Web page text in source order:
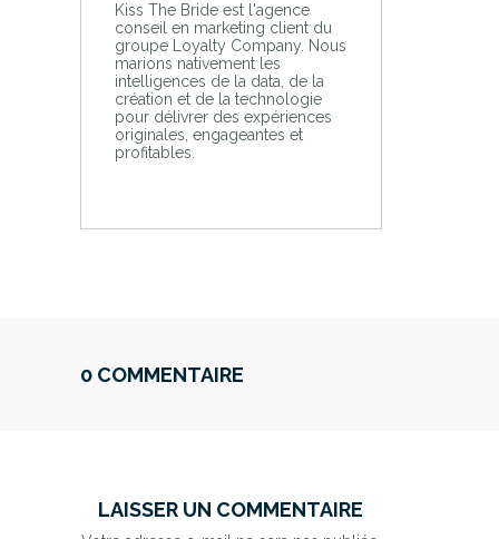
Kiss The Bride est l'agence
conseil en marketing client du
groupe Loyalty Company. Nous
marions nativement les
intelligences de la data, de la
création et de la technologie
pour délivrer des expériences
originales, engageantes et
profitables.
0 COMMENTAIRE
LAISSER UN COMMENTAIRE